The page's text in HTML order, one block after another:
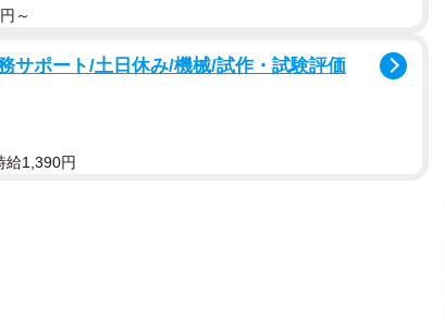
～
サポート/土日休み/機械/試作・試験評価
給1,390円